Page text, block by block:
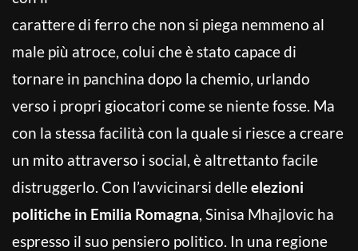
carattere di ferro che non si piega nemmeno al
male più atroce, colui che è stato capace di
tornare in panchina dopo la chemio, urlando
verso i propri giocatori come se niente fosse. Ma
con la stessa facilità con la quale si riesce a creare
un mito attraverso i social, è altrettanto facile
distruggerlo. Con l’avvicinarsi delleelezioni
politiche in Emilia Romagna, Sinisa Mhajlovic ha
espresso il suo pensiero politico. In una regione